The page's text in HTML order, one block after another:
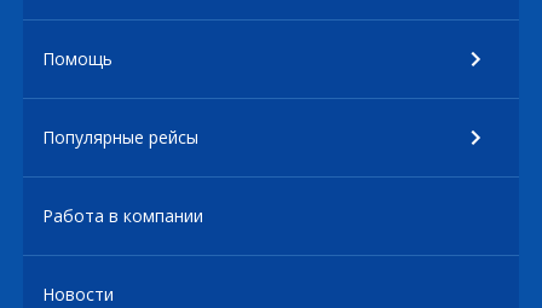
Помощь
Популярные рейсы
Работа в компании
Новости